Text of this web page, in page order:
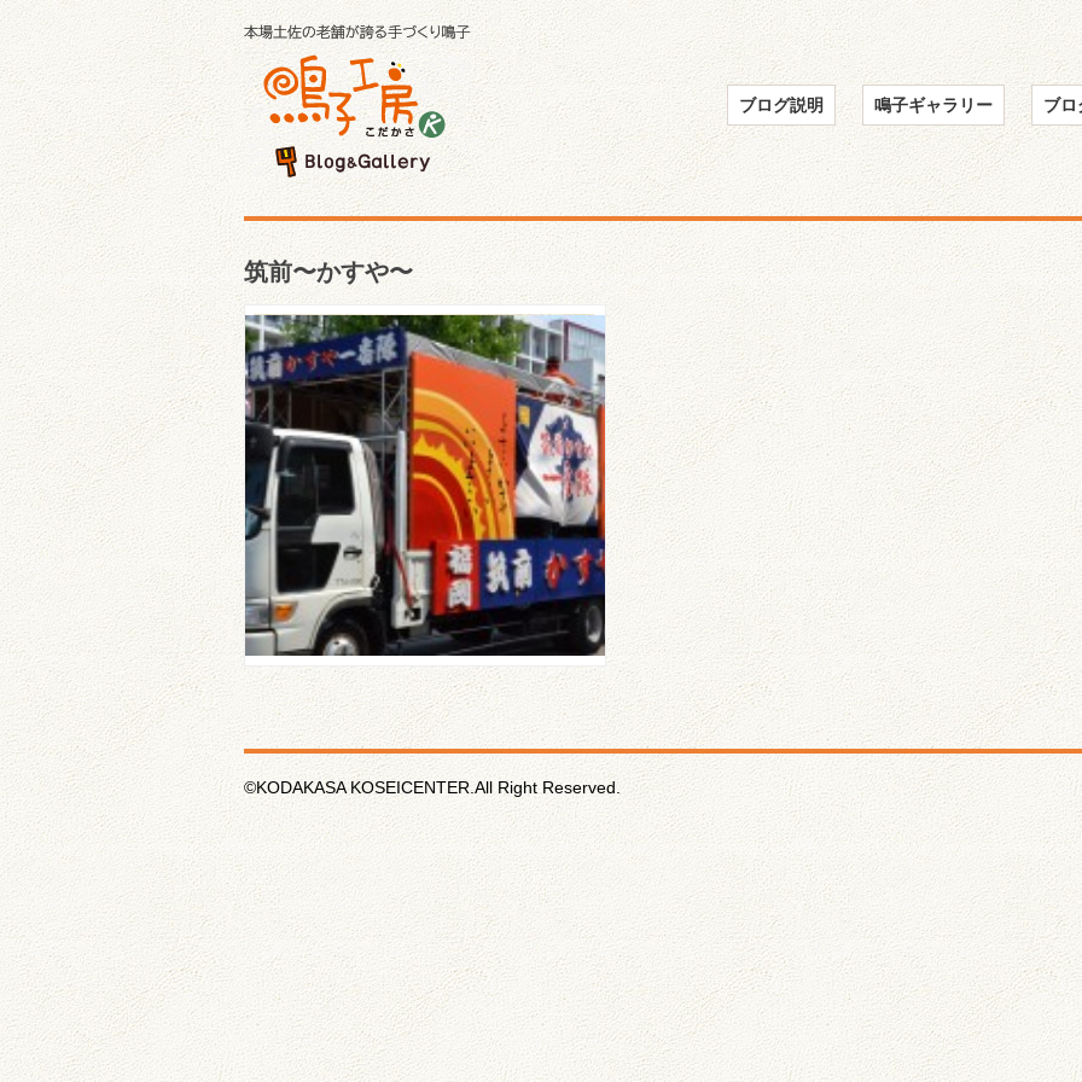
ブログ説明 鳴子ギャラリー ブロ
筑前〜かすや〜
筑前～かすや～「第60回よさ
こい祭り」（2013年）
©KODAKASA KOSEICENTER.All Right Reserved.